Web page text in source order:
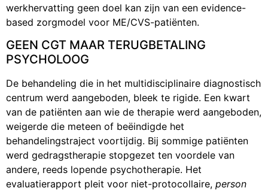
werkhervatting geen doel kan zijn van een evidence-
based zorgmodel voor ME/CVS-patiënten.
GEEN CGT MAAR TERUGBETALING
PSYCHOLOOG
De behandeling die in het multidisciplinaire diagnostisch
centrum werd aangeboden, bleek te rigide. Een kwart
van de patiënten aan wie de therapie werd aangeboden,
weigerde die meteen of beëindigde het
behandelingstraject voortijdig. Bij sommige patiënten
werd gedragstherapie stopgezet ten voordele van
andere, reeds lopende psychotherapie. Het
evaluatierapport pleit voor niet-protocollaire, person